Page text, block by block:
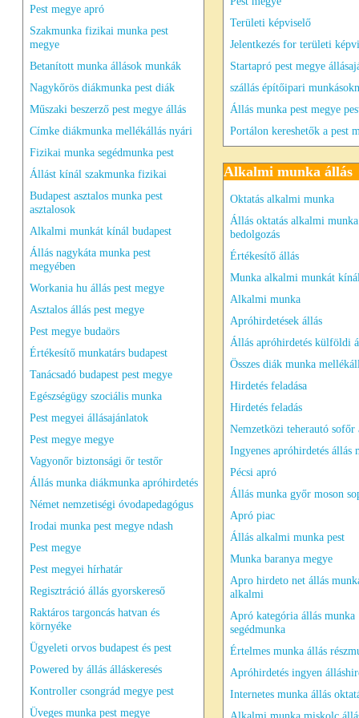
Pest megye apró
Szakmunka fizikai munka pest
megye
Betanított munka állások munkák
Nagykőrös diákmunka pest diák
Műszaki beszerző pest megye állás
Címke diákmunka mellékállás nyári
Fizikai munka segédmunka pest
Állást kínál szakmunka fizikai
Budapest asztalos munka pest
asztalosok
Alkalmi munkát kínál budapest
Állás nagykáta munka pest
megyében
Workania hu állás pest megye
Asztalos állás pest megye
Pest megye budaörs
Értékesítő munkatárs budapest
Tanácsadó budapest pest megye
Egészségügy szociális munka
Pest megyei állásajánlatok
Pest megye megye
Vagyonőr biztonsági őr testőr
Állás munka diákmunka apróhirdetés
Német nemzetiségi óvodapedagógus
Irodai munka pest megye ndash
Pest megye
Pest megyei hírhatár
Regisztráció állás gyorskereső
Raktáros targoncás hatvan és
környéke
Ügyeleti orvos budapest és pest
Powered by állás álláskeresés
Kontroller csongrád megye pest
Üveges munka pest megye
Területi képviselő
Jelentkezés for területi
Startapró pest megye
szállás építőipari
Állás munka pest megye
Portálon kereshetők a pest
Alkalmi munka állás
Oktatás alkalmi munka
Állás oktatás alkalmi munka
bedolgozás
Értékesítő állás
Munka alkalmi munkát
Alkalmi munka
Apróhirdetések állás
Állás apróhirdetés külföldi
Összes diák munka
Hirdetés feladása
Hirdetés feladás
Nemzetközi teherautó sofőr
Ingyenes apróhirdetés állás
Pécsi apró
Állás munka győr moson
Apró piac
Állás alkalmi munka pest
Munka baranya megye
Apro hirdeto net állás
alkalmi
Apró kategória állás munka
segédmunka
Értelmes munka állás
Apróhirdetés ingyen
Internetes munka állás